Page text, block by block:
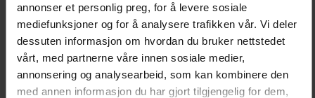
annonser et personlig preg, for å levere sosiale
mediefunksjoner og for å analysere trafikken vår. Vi deler
dessuten informasjon om hvordan du bruker nettstedet
vårt, med partnerne våre innen sosiale medier,
annonsering og analysearbeid, som kan kombinere den
med annen informasjon du har gjort tilgjengelig for dem,
Legg i ønskeliste